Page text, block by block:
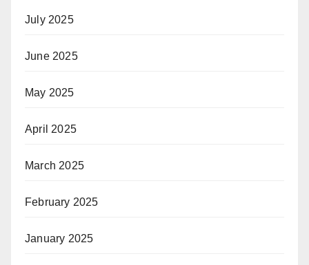
July 2025
June 2025
May 2025
April 2025
March 2025
February 2025
January 2025